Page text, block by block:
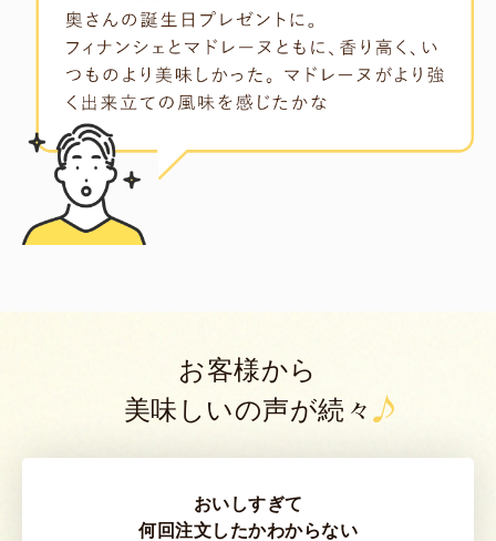
お客様から
美味しいの声が続々
おいしすぎて
何回注文したかわからない